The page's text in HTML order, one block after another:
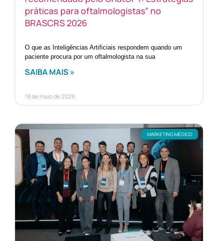
práticas para oftalmologistas” no
BRASCRS 2026
O que as Inteligências Artificiais respondem quando um
paciente procura por um oftalmologista na sua
SAIBA MAIS »
18 de maio de 2026
MARKETING MÉDICO